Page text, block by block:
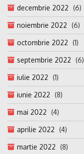
decembrie 2022 (6)
noiembrie 2022 (6)
octombrie 2022 (1)
septembrie 2022 (6)
iulie 2022 (1)
iunie 2022 (8)
mai 2022 (4)
aprilie 2022 (4)
martie 2022 (8)